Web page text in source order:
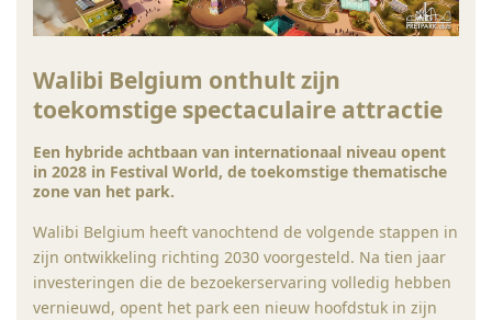
Walibi Belgium onthult zijn
toekomstige spectaculaire attractie
Een hybride achtbaan van internationaal niveau opent
in 2028 in Festival World, de toekomstige thematische
zone van het park.
Walibi Belgium heeft vanochtend de volgende stappen in
zijn ontwikkeling richting 2030 voorgesteld. Na tien jaar
investeringen die de bezoekerservaring volledig hebben
vernieuwd, opent het park een nieuw hoofdstuk in zijn